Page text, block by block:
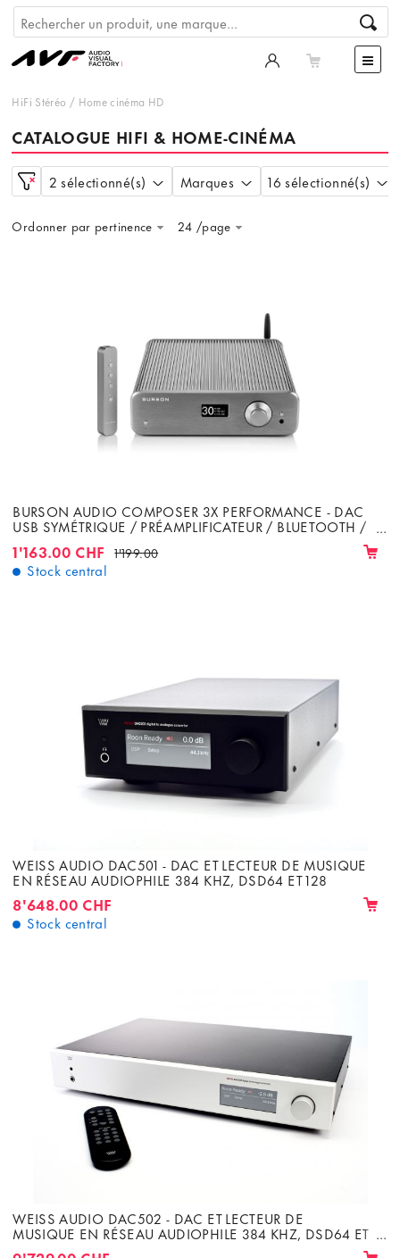
HiFi Stéréo / Home cinéma HD
CATALOGUE HIFI & HOME-CINÉMA
2 sélectionné(s) Marques 16 sélectionné(s)
Ordonner par pertinence 24 /page
BURSON AUDIO COMPOSER 3X PERFORMANCE - DAC
USB SYMÉTRIQUE / PRÉAMPLIFICATEUR / BLUETOOTH /
1'163.00 CHF 1'199.00
Stock central
WEISS AUDIO DAC501 - DAC ET LECTEUR DE MUSIQUE
EN RÉSEAU AUDIOPHILE 384 KHZ, DSD64 ET 128
8'648.00 CHF
Stock central
WEISS AUDIO DAC502 - DAC ET LECTEUR DE
MUSIQUE EN RÉSEAU AUDIOPHILE 384 KHZ, DSD64 ET